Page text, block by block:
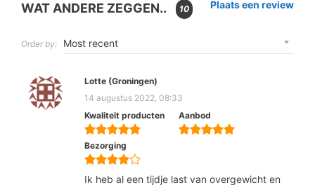
WAT ANDERE ZEGGEN.. 10 Plaats een review
Order by:
Lotte (Groningen)
14 augustus 2022, 08:33
Kwaliteit producten
Aanbod
Bezorging
Ik heb al een tijdje last van overgewicht en